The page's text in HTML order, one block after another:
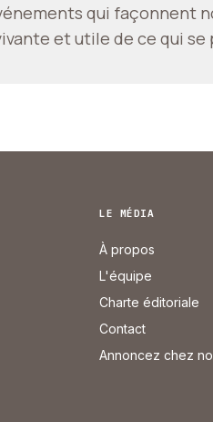
qui façonnent
et utile de ce qui se
LE MÉDIA
À propos
L'équipe
Charte éditoriale
Contact
Annoncez chez